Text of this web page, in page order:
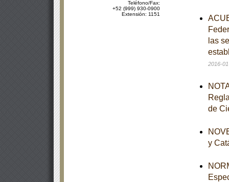
Teléfono/Fax:
+52 (999) 930-0900
Extensión: 1151
las
2016-
de
y